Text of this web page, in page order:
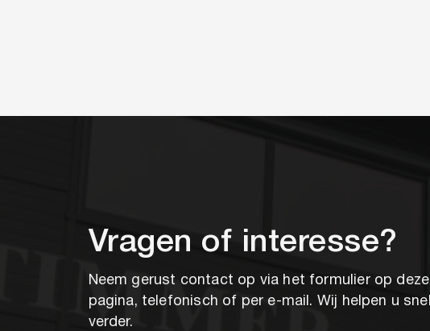
Vragen of interesse?
Neem gerust contact op via het formulier op deze
pagina, telefonisch of per e-mail. Wij helpen u snel
verder.